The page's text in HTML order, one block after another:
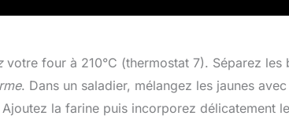
votre four à 210°C (thermostat 7). Séparez les
. Dans un saladier, mélangez les jaunes
la farine puis incorporez délicatement